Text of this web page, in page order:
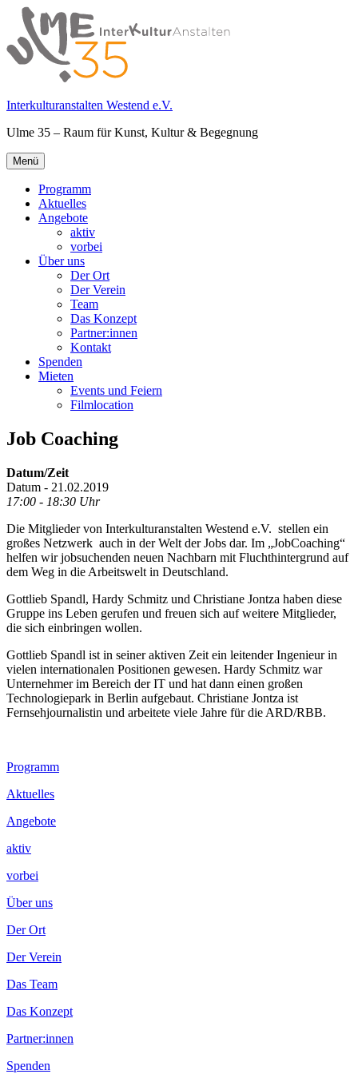
Springe
zum
Inhalt
Interkulturanstalten Westend e.V.
Ulme 35 – Raum für Kunst, Kultur & Begegnung
Primäres
Menü
Menü
Programm
Aktuelles
Angebote
aktiv
vorbei
Über uns
Der Ort
Der Verein
Team
Das Konzept
Partner:innen
Kontakt
Spenden
Mieten
Events und Feiern
Filmlocation
Job Coaching
Datum/Zeit
Datum - 21.02.2019
17:00 - 18:30 Uhr
Die Mitglieder von Interkulturanstalten Westend e.V. stellen ein
großes Netzwerk auch in der Welt der Jobs dar. Im „JobCoaching“
helfen wir jobsuchenden neuen Nachbarn mit Fluchthintergrund auf
dem Weg in die Arbeitswelt in Deutschland.
Gottlieb Spandl, Hardy Schmitz und Christiane Jontza haben diese
Gruppe ins Leben gerufen und freuen sich auf weitere Mitglieder,
die sich einbringen wollen.
Gottlieb Spandl ist in seiner aktiven Zeit ein leitender Ingenieur in
vielen internationalen Positionen gewesen. Hardy Schmitz war
Unternehmer im Bereich der IT und hat dann einen großen
Technologiepark in Berlin aufgebaut. Christiane Jontza ist
Fernsehjournalistin und arbeitete viele Jahre für die ARD/RBB.
Footer
Inhalt
Programm
Aktuelles
Angebote
aktiv
vorbei
Über uns
Der Ort
Der Verein
Das Team
Das Konzept
Partner:innen
Spenden